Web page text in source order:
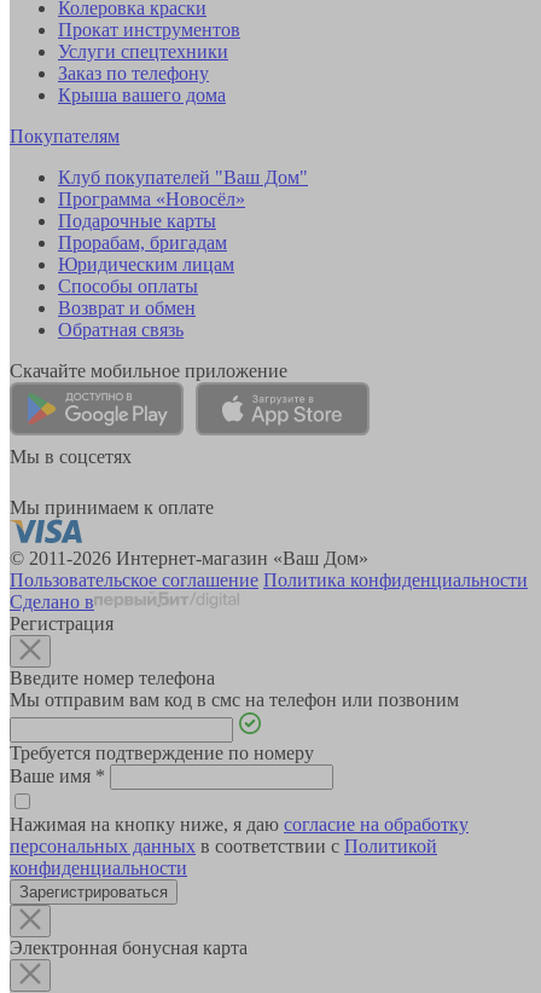
Колеровка краски
Прокат инструментов
Услуги спецтехники
Заказ по телефону
Крыша вашего дома
Покупателям
Клуб покупателей "Ваш Дом"
Программа «Новосёл»
Подарочные карты
Прорабам, бригадам
Юридическим лицам
Способы оплаты
Возврат и обмен
Обратная связь
Скачайте мобильное приложение
Мы в соцсетях
Мы принимаем к оплате
© 2011-2026 Интернет-магазин «Ваш Дом»
Пользовательское соглашение Политика конфиденциальности
Сделано в
Регистрация
Введите номер телефона
Мы отправим вам код в смс на телефон или позвоним
Требуется подтверждение по номеру
Ваше имя *
Нажимая на кнопку ниже, я даю согласие на обработку
персональных данных в соответствии с Политикой
конфиденциальности
Зарегистрироваться
Электронная бонусная карта